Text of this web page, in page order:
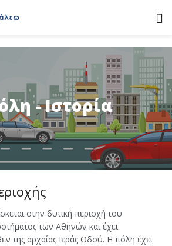
- Ιστορία
στην δυτική περιοχή του
των Αθηνών και έχει
της αρχαίας Ιεράς Οδού. Η πόλη έχει